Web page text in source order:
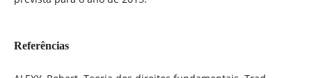
Referências